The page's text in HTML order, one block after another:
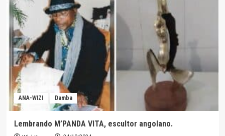
VOLTA
AOS
LANçAMENTOS
ANA-WIZI Damba
Lembrando M’PANDA VITA, escultor angolano.